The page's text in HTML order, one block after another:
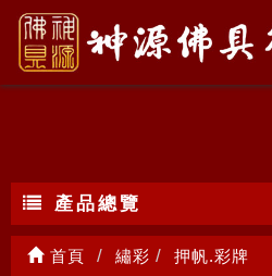
押帆.彩牌
產品總覽
首頁 繡彩 押帆.彩牌